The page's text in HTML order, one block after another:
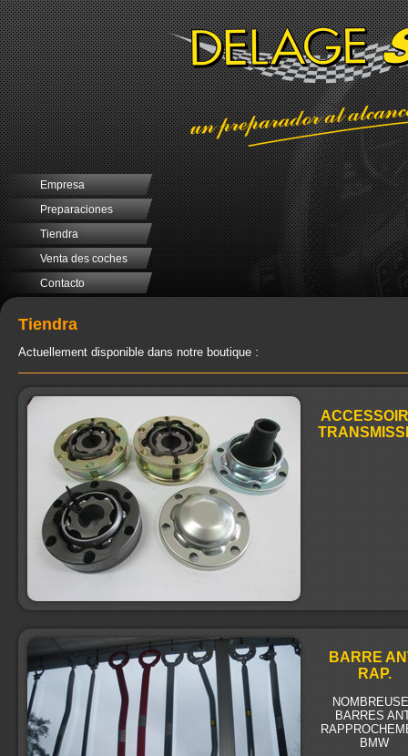
Empresa
Preparaciones
Tiendra
Venta des coches
Contacto
Tiendra
Actuellement disponible dans notre boutique :
BARRE
RAP.
BARRES
BMW